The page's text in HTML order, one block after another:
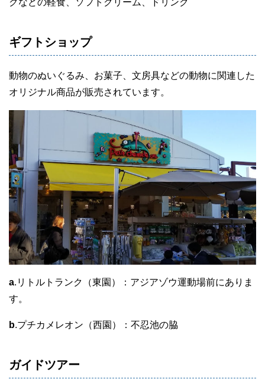
クなどの軽食、ソフトクリーム、ドリンク
ギフトショップ
動物のぬいぐるみ、お菓子、文房具などの動物に関連した
オリジナル商品が販売されています。
a.リトルトランク（東園）：アジアゾウ運動場前にありま
す。
b.プチカメレオン（西園）：不忍池の脇
ガイドツアー